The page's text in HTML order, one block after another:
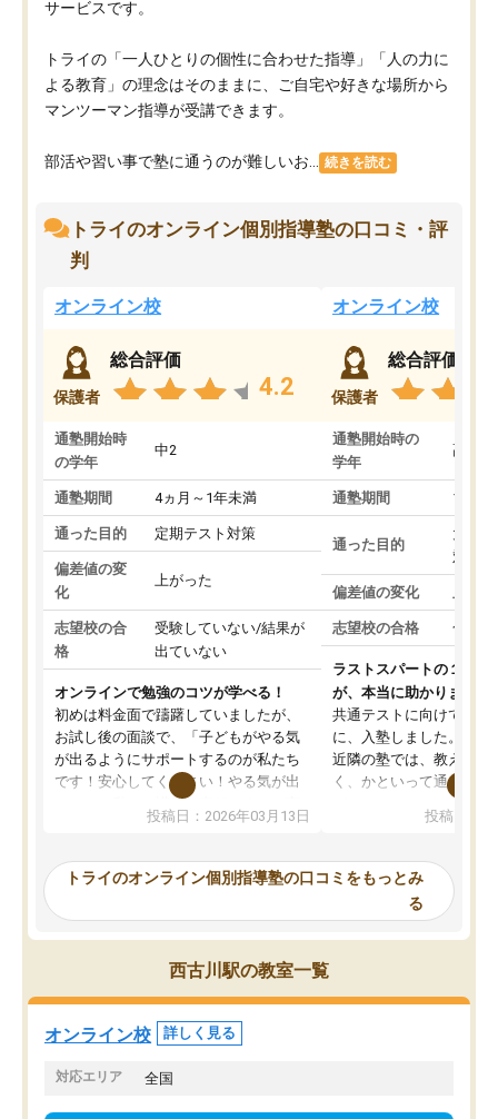
サービスです。
トライの「一人ひとりの個性に合わせた指導」「人の力に
よる教育」の理念はそのままに、ご自宅や好きな場所から
マンツーマン指導が受講できます。
部活や習い事で塾に通うのが難しいお... 続きを読む
トライのオンライン個別指導塾の口コミ・評
判
オンライン校
保護者
総合評価
4.2
通塾開始時
の学年
中2
通塾期間 4ヵ月～1年未満
通った目的 定期テスト対策
偏差値の変
化
上がった
志望校の合
格
受験していない/結果が
出ていない
オンラインで勉強のコツが学べる！
初めは料金面で躊躇していましたが、
お試し後の面談で、「子どもがやる気
が出るようにサポートするのが私たち
です！安心してください！やる気が出
ないのは私たち講師の責任です」と言
ってくださり、確かに！と考えて、思
ったんですが、学生の先生から学ぶこ
み、徐々に成績が上がったらいいなと
思っていました。何が今足りないのか
を的確に指導いただき、子どももびっ
くりするほど楽しんでやる気を持って
塾を受けています。狙い通り、少しず
つ成績も上がり、苦手意識も無くなっ
てきたので、さらに苦手な数学も追加
でお願いしました。来年の高校受験に
投稿日：2026年03月13日
オンライン校
保護者
総合評価
通塾開始時の
学年
高3
通塾期間 1～3
通った目的
大学
対策
偏差値の変化 上が
志望校の合格 合格
ラストスパートの１か月
が、本当に助かりました
共通テストに向けての追
に、入塾しました。田舎
近隣の塾では、教えても
く、かといって通うには
可能なので本当に助か
らないところをピンポイ
頂いて、とてもわかり
していました。一生を
スト、多少お金がかかっ
投稿日：
トライのオンライン個別指導塾の口コミをもっとみ
る
西古川駅の教室一覧
オンライン校 詳しく見る
対応エリア 全国